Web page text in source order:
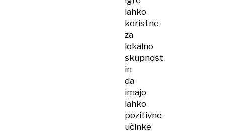
lahko
koristne
za
lokalno
skupnost
in
da
imajo
lahko
pozitivne
učinke